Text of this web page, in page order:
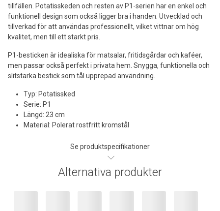
tillfällen. Potatisskeden och resten av P1-serien har en enkel och
funktionell design som också ligger bra i handen. Utvecklad och
tillverkad för att användas professionellt, vilket vittnar om hög
kvalitet, men till ett starkt pris.
P1-besticken är idealiska för matsalar, fritidsgårdar och kaféer,
men passar också perfekt i privata hem. Snygga, funktionella och
slitstarka bestick som tål upprepad användning.
Typ: Potatissked
Serie: P1
Längd: 23 cm
Material: Polerat rostfritt kromstål
Se produktspecifikationer
Alternativa produkter